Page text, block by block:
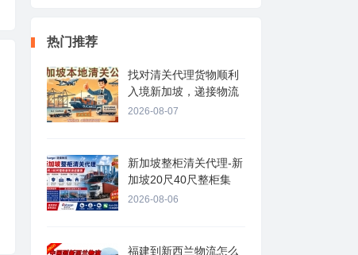
热门推荐
找对清关代理货物顺利
入境新加坡，递接物流
2026-08-07
新加坡整柜清关代理-新
加坡20尺40尺整柜集
2026-08-06
福建到新西兰物流怎么